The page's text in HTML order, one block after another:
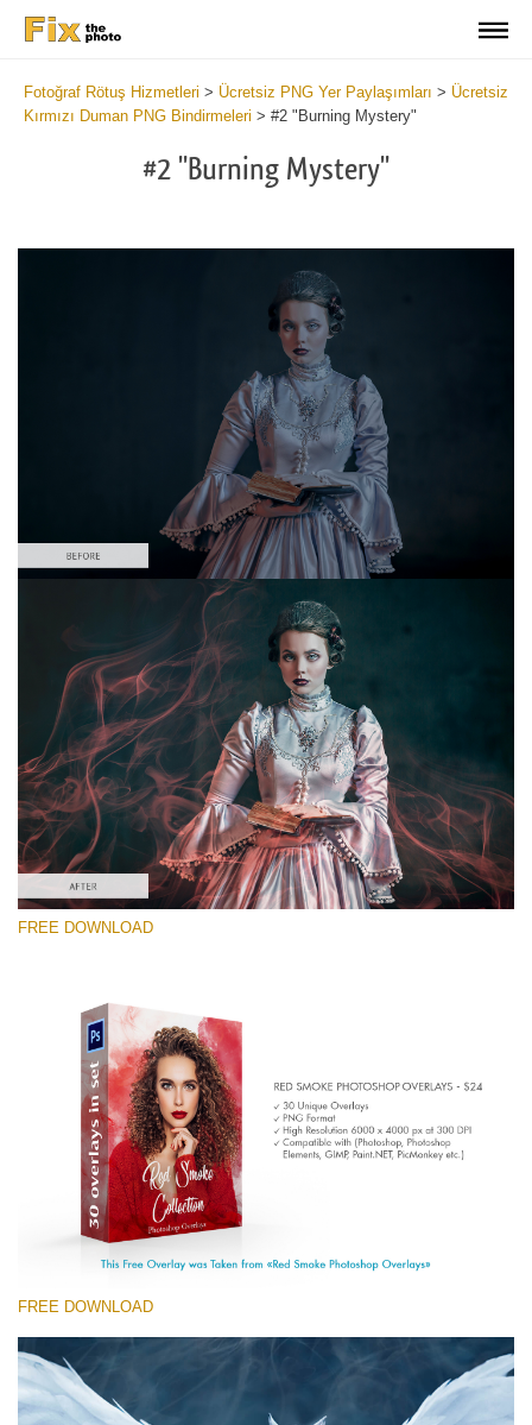
Fotoğraf Rötuş Hizmetleri > Ücretsiz PNG Yer Paylaşımları > Ücretsiz
Kırmızı Duman PNG Bindirmeleri > #2 "Burning Mystery"
#2 "Burning Mystery"
Lütfen seçin
Free PNG Overlay #2
Small 800*533px
Smoke Effect
(30 Overlays)
Large 6000*4000px
Entire Collection
(1783 Overlays)
Large 6000*4000px
Ücretsiz indirin
FREE DOWNLOAD
FREE DOWNLOAD